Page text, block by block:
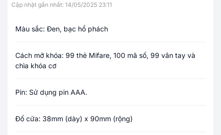
Cập nhật gần nhất: 14/05/2025 23:11
Màu sắc: Đen, bạc hổ phách
Cách mở khóa: 99 thẻ Mifare, 100 mã số, 99 vân tay và
chìa khóa cơ
Pin: Sử dụng pin AAA.
Đố cửa: 38mm (dày) x 90mm (rộng)